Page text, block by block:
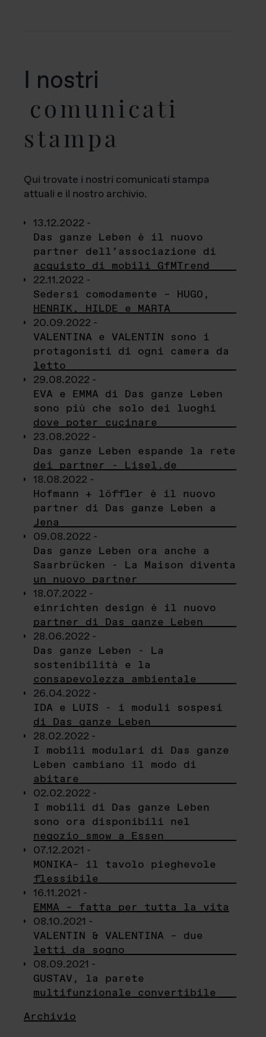
I nostri
comunicati
stampa
Qui trovate i nostri comunicati stampa
attuali e il nostro archivio.
13.12.2022 -
Das ganze Leben è il nuovo
partner dell’associazione di
acquisto di mobili GfMTrend
22.11.2022 -
Sedersi comodamente – HUGO,
HENRIK, HILDE e MARTA
20.09.2022 -
VALENTINA e VALENTIN sono i
protagonisti di ogni camera da
letto
29.08.2022 -
EVA e EMMA di Das ganze Leben
sono più che solo dei luoghi
dove poter cucinare
23.08.2022 -
Das ganze Leben espande la rete
dei partner - Lisel.de
18.08.2022 -
Hofmann + löffler è il nuovo
partner di Das ganze Leben a
Jena
09.08.2022 -
Das ganze Leben ora anche a
Saarbrücken - La Maison diventa
un nuovo partner
18.07.2022 -
einrichten design è il nuovo
partner di Das ganze Leben
28.06.2022 -
Das ganze Leben - La
sostenibilità e la
consapevolezza ambientale
26.04.2022 -
IDA e LUIS - i moduli sospesi
di Das ganze Leben
28.02.2022 -
I mobili modulari di Das ganze
Leben cambiano il modo di
abitare
02.02.2022 -
I mobili di Das ganze Leben
sono ora disponibili nel
negozio smow a Essen
07.12.2021 -
MONIKA– il tavolo pieghevole
flessibile
16.11.2021 -
EMMA – fatta per tutta la vita
08.10.2021 -
VALENTIN & VALENTINA – due
letti da sogno
08.09.2021 -
GUSTAV, la parete
multifunzionale convertibile
Archivio